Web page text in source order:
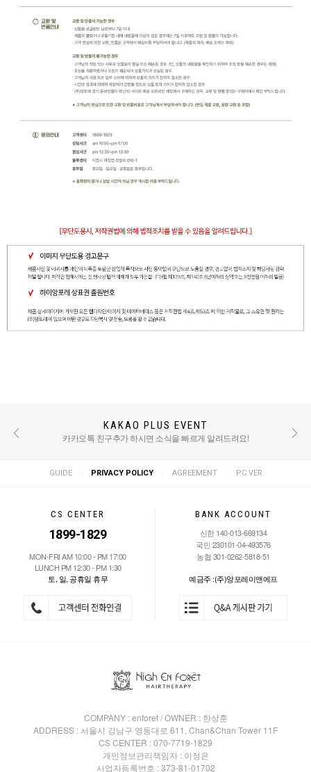
REVIEW EVENT
후기 작성 시 적립금 혜택 / TEXT : 500점 PHOTO : 1000점
KAKAO PLUS EVENT
카카오톡 친구추가 하시면 소식을 빠르게 알려드려요!
GUIDE PRIVACY POLICY AGREEMENT PC VER
CS CENTER
1899-1829
MON-FRI AM 10:00 - PM 17:00
LUNCH PM 12:30 - PM 1:30
토, 일, 공휴일 휴무
BANK ACCOUNT
신한 140-013-669134
국민 230101-04-493576
농협 301-0262-5818-51
예금주 :(주)앙포레이앤에프
COMPANY : enforet / OWNER : 한상훈
ADDRESS : 서울시 강남구 영동대로 611, Chan&Chan Tower 11F
CS CENTER : 070-7719-1829
개인정보관리책임자 : 이정은
사업자등록번호 : 373-81-01702